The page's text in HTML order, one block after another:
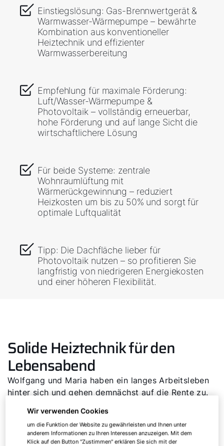
Einstiegslösung: Gas-Brennwertgerät &
Warmwasser-Wärmepumpe – bewährte
Kombination aus konventioneller
Heiztechnik und effizienter
Warmwasserbereitung
Empfehlung für maximale Förderung:
Luft/Wasser-Wärmepumpe &
Photovoltaik – vollständig erneuerbar,
hohe Förderung und auf lange Sicht die
wirtschaftlichere Lösung
Für beide Systeme: zentrale
Wohnraumlüftung mit
Wärmerückgewinnung – reduziert
Heizkosten um bis zu 50% und sorgt für
optimale Luftqualität
Tipp: Die Dachfläche lieber für
Photovoltaik nutzen – so profitieren Sie
langfristig von niedrigeren Energiekosten
und einer höheren Flexibilität.
Solide Heiztechnik für den
Lebensabend
Wolfgang und Maria haben ein langes Arbeitsleben
hinter sich und gehen demnächst auf die Rente zu.
bauen. Sie fragen sich unter anderem: „Welches
Heizsystem ist robust und hat sich für den Neubau
bewährt? Ist es die Gasheizung, die Wärmepumpe
Wir verwenden Cookies
um die Funktion der Website zu gewährleisten und Ihnen unter
anderem Informationen zu Ihren Interessen anzuzeigen. Mit dem
Klick auf den Button "Zustimmen" erklären Sie sich mit der